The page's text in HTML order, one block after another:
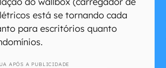
está se tornando cada
para escritórios quanto
APÓS A PUBLICIDADE